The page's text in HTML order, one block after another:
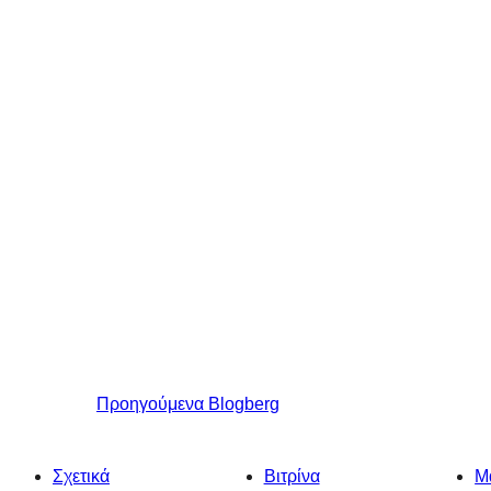
Προηγούμενα Blogberg
Σχετικά Βιτρίνα